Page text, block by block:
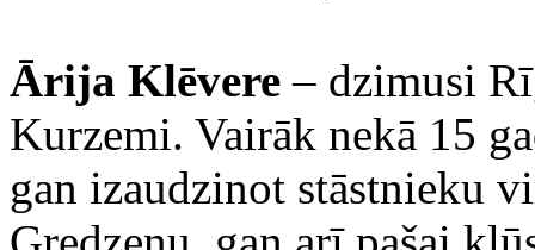
Ārija Klēvere – dzimusi
Kurzemi. Vairāk nekā 15
gan izaudzinot stāstnieku